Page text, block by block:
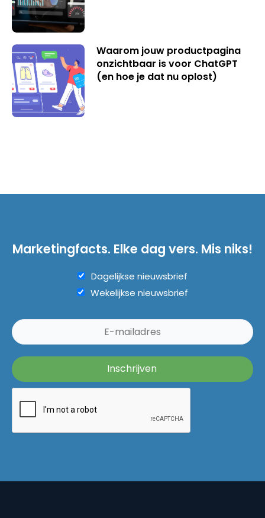
Waarom jouw productpagina
onzichtbaar is voor ChatGPT
(en hoe je dat nu oplost)
Marketingfacts. Elke dag vers. Mis niks!
Dagelijkse nieuwsbrief
Wekelijkse nieuwsbrief